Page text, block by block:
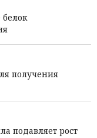
получения
подавляет рост